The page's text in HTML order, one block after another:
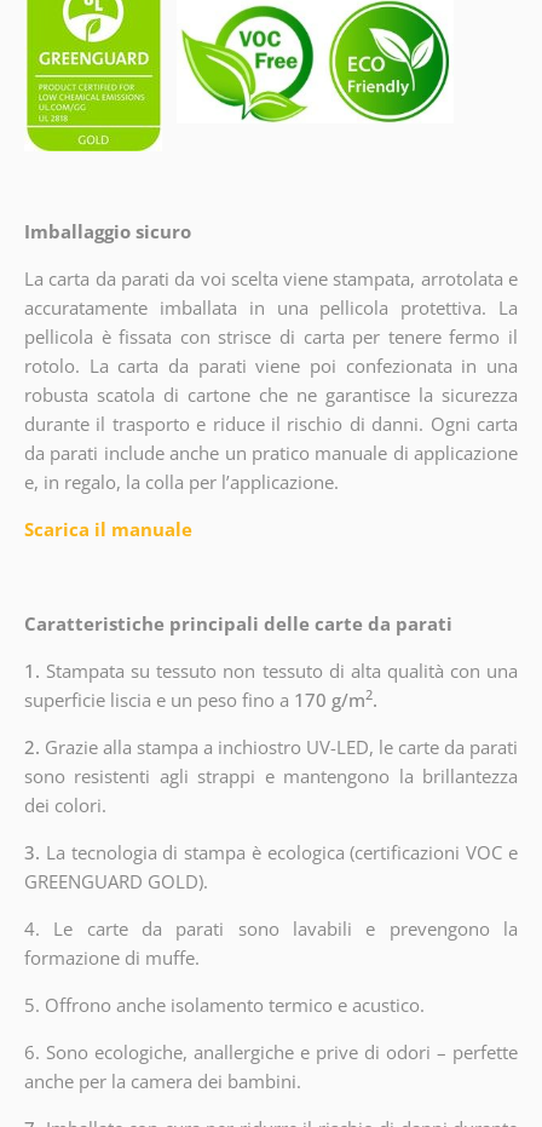
Imballaggio sicuro
La carta da parati da voi scelta viene stampata, arrotolata e
accuratamente imballata in una pellicola protettiva. La
pellicola è fissata con strisce di carta per tenere fermo il
rotolo. La carta da parati viene poi confezionata in una
robusta scatola di cartone che ne garantisce la sicurezza
durante il trasporto e riduce il rischio di danni. Ogni carta
da parati include anche un pratico manuale di applicazione
e, in regalo, la colla per l’applicazione.
Scarica il manuale
Caratteristiche principali delle carte da parati
1. Stampata su tessuto non tessuto di alta qualità con una
superficie liscia e un peso fino a 170 g/m2.
2. Grazie alla stampa a inchiostro UV-LED, le carte da parati
sono resistenti agli strappi e mantengono la brillantezza
dei colori.
3. La tecnologia di stampa è ecologica (certificazioni VOC e
GREENGUARD GOLD).
4. Le carte da parati sono lavabili e prevengono la
formazione di muffe.
5. Offrono anche isolamento termico e acustico.
6. Sono ecologiche, anallergiche e prive di odori – perfette
anche per la camera dei bambini.